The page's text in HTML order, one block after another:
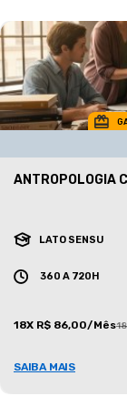
ANTROPOLOGIA
LATO SENSU
360 A 720H
18X R$ 86,00/Mês
SAIBA MAIS